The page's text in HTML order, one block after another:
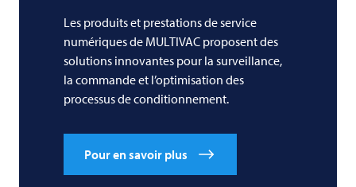
Les produits et prestations de service
numériques de MULTIVAC proposent des
solutions innovantes pour la surveillance,
la commande et l’optimisation des
processus de conditionnement.
Pour en savoir plus